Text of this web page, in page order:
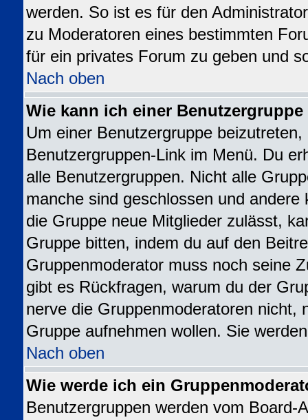
werden. So ist es für den
zu Moderatoren eines bestimmten
für ein privates Forum zu geben und
Nach oben
Wie kann ich einer
Um einer Benutzergruppe
Benutzergruppen-Link im Menü. Du
alle Benutzergruppen. Nicht alle
manche sind geschlossen und
die Gruppe neue Mitglieder zulässt,
Gruppe bitten, indem du auf den
Gruppenmoderator muss noch seine
gibt es Rückfragen, warum du der
nerve die Gruppenmoderatoren nicht,
Gruppe aufnehmen wollen. Sie
Nach oben
Wie werde ich ein
Benutzergruppen werden vom Board-